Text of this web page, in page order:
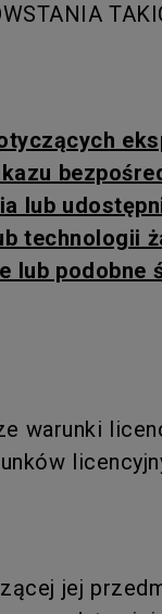
lub
technologii
podobne
warunki
jej